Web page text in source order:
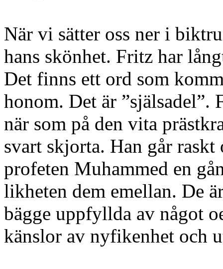
När vi sätter oss ner i
hans skönhet. Fritz har
Det finns ett ord som
honom. Det är ”själsadel”.
när som på den vita
svart skjorta. Han går
profeten Muhammed en
likheten dem emellan. De
bägge uppfyllda av något
känslor av nyfikenhet och